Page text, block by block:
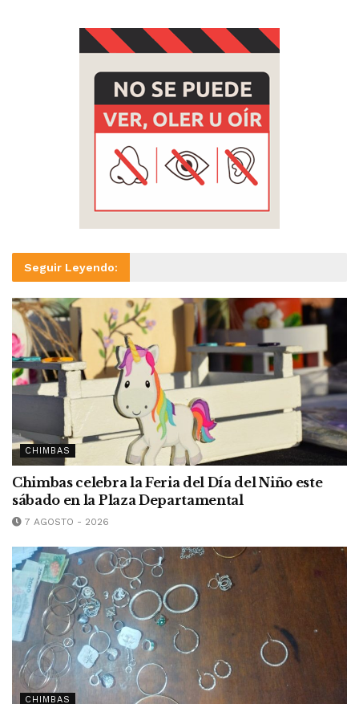
Seguir Leyendo:
CHIMBAS
Chimbas celebra la Feria del Día del Niño este
sábado en la Plaza Departamental
7 AGOSTO - 2026
CHIMBAS